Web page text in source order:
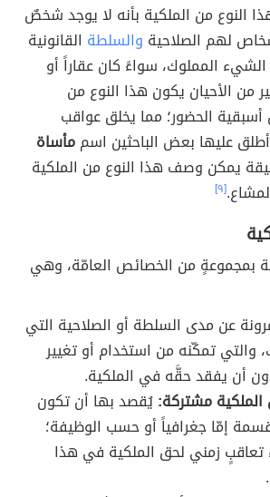
النوع من الملكية بأنه لا يوجد شخصٌ
لهم الصلاحية والسلطة القانونية
المملوك، سواءً كان عقاراً أو
من الأحيان يكون هذا النوع من
الحضور؛ مما يخلق عواقب
عليها بعض الباحثين اسممأساة
يمكن وصف هذا النوع من الملكية
[٩]
بمجموعةٍ من الخصائص العامّة، وهي
عن مدى السلطة أو الصلاحية التي
والتي تمكّنه من استخدام أو تغيير
أن يفقد حقَّه في الملكية.
مشتركة:يُقصد بها أن تكون
إمّا جغرافياً أو حسب الوظيفة؛
تعاقبٍ زمني لحق الملكية في هذا